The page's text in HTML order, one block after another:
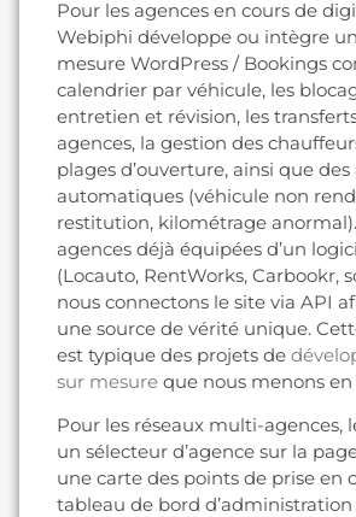
Pour les agences en cours de
Webiphi développe ou intègre
mesure WordPress / Bookings
calendrier par véhicule, les
entretien et révision, les
agences, la gestion des
plages d’ouverture, ainsi que
automatiques (véhicule non
restitution, kilométrage
agences déjà équipées d’un
(Locauto, RentWorks, Carbookr,
nous connectons le site via API
une source de vérité unique.
est typique des projets de
sur mesure que nous menons
Pour les réseaux multi-agences,
un sélecteur d’agence sur la
une carte des points de prise en
tableau de bord